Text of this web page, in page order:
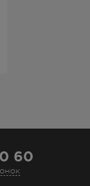
60